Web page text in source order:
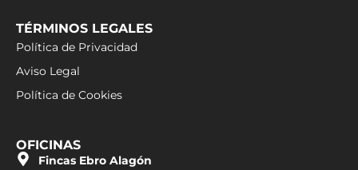
TÉRMINOS LEGALES
Política de Privacidad
Aviso Legal
Política de Cookies
OFICINAS
Fincas Ebro Alagón